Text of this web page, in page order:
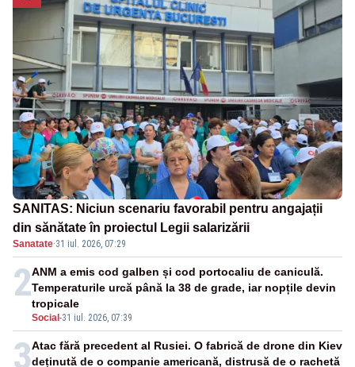
SANITAS: Niciun scenariu favorabil pentru angajații
din sănătate în proiectul Legii salarizării
Sanatate·31 iul. 2026, 07:29
2
Social -31 iul. 2026, 07:39
ANM a emis cod galben și cod portocaliu de caniculă.
Temperaturile urcă până la 38 de grade, iar nopțile devin
tropicale
3Atac fără precedent al Rusiei. O fabrică de drone din Kiev
deținută de o companie americană, distrusă de o rachetă